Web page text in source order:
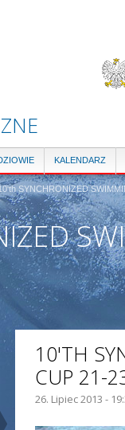
KALENDARZ
SYNCHRONIZED
10'TH
CUP 21-
26. Lipiec 2013 -
ZDJĘCIE GŁÓWNE: